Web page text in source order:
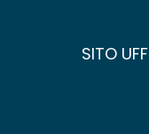
SITO